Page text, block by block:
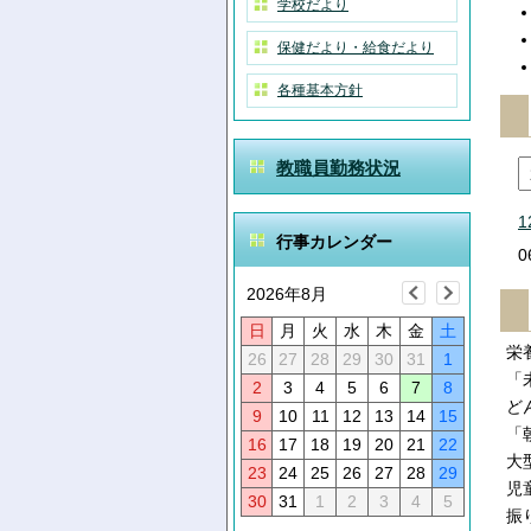
学校だより
保健だより・給食だより
各種基本方針
教職員勤務状況
行事カレンダー
2026年8月
日 月 火 水 木 金
土
26
27 28 29 30 31
1
2
3 4 5 6 7
8
9
10 11 12 13 14
15
16
17 18 19 20 21
22
23
24 25 26 27 28
29
30
31 1 2 3 4
5
栄
ど
大
児
振